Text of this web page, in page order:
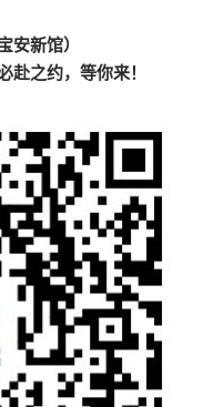
新馆）
之约，等你来！